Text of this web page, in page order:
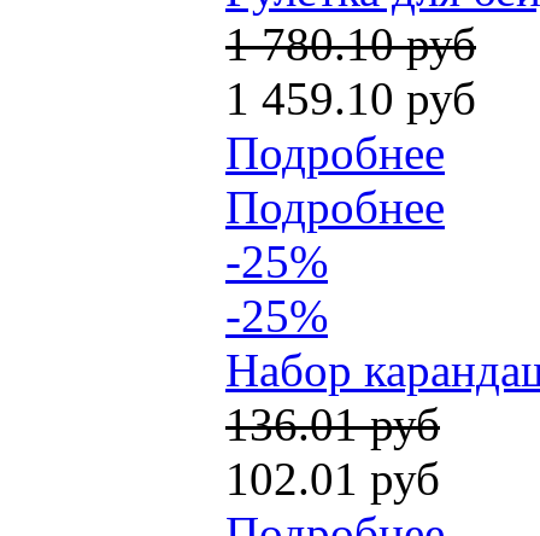
1 780.10 руб
1 459.10 руб
Подробнее
Подробнее
-25%
-25%
Набор
136.01 руб
102.01 руб